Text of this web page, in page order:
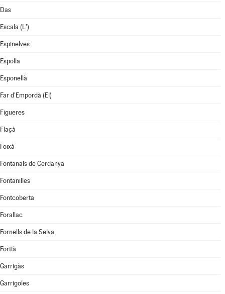
Das
Escala (L')
Espinelves
Espolla
Esponellà
Far d'Empordà (El)
Figueres
Flaçà
Foixà
Fontanals de Cerdanya
Fontanilles
Fontcoberta
Forallac
Fornells de la Selva
Fortià
Garrigàs
Garrigoles